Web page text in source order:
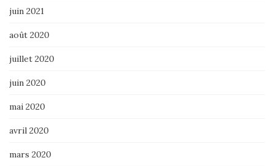
juin 2021
août 2020
juillet 2020
juin 2020
mai 2020
avril 2020
mars 2020